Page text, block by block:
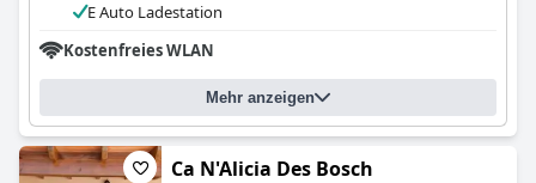
E Auto Ladestation
Kostenfreies WLAN
Mehr anzeigen
Ca N'Alicia Des Bosch